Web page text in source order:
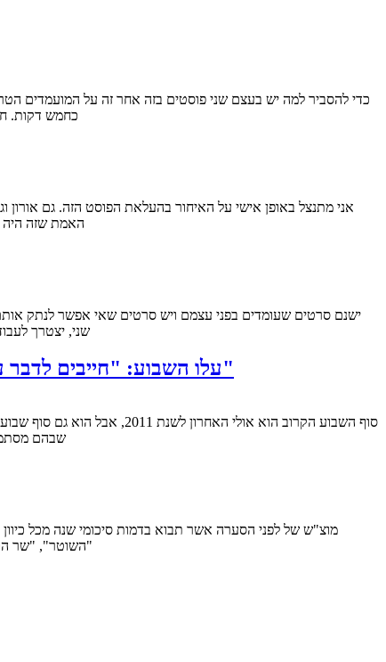
כחמש דקות.
אני מתנצל באופן אישי על האיחור בהעלאת הפוסט הזה. גם
האמת שזה היה
שני, יצטרך
עלו השבוע: "חייבים לדבר על קווין", "נערה עם קעקוע דרקון (גרסה אמריקאית)", "הדיירת" ו-"ג'ורג' הריסון: חי בעולם חומרני"
סוף השבוע הקרוב הוא אולי
שבהם
מוצ"ש של לפני הסערה אשר תבוא בדמות סיכומי שנה מכל
"השוטר", "שר